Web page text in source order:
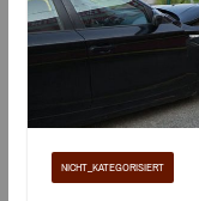
NICHT_KATEGORISIERT